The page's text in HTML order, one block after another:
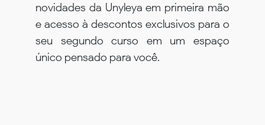
novidades da Unyleya em primeira mão
e acesso à descontos exclusivos para o
seu segundo curso em um espaço
único pensado para você.